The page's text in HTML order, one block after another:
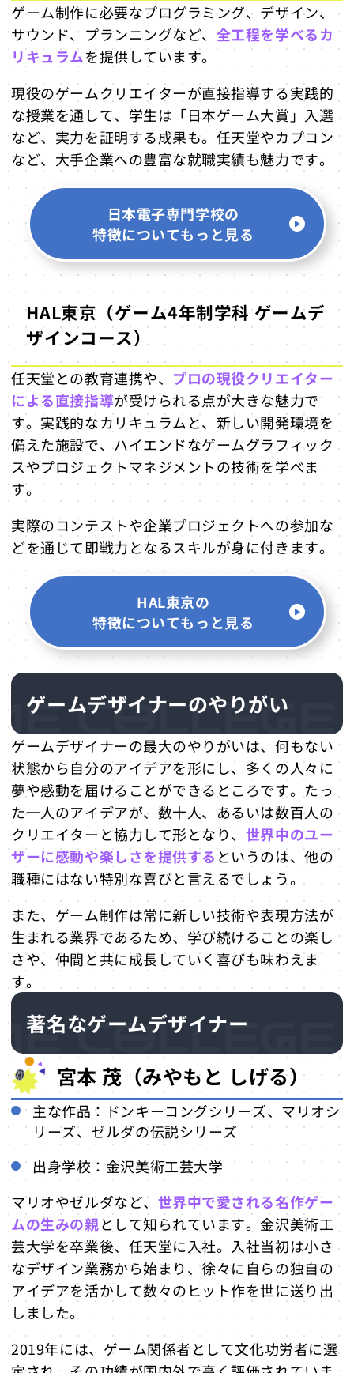
ゲーム制作に必要なプログラミング、デザイン、
サウンド、プランニングなど、 全工程を学べるカ
リキュラムを提供しています。
現役のゲームクリエイターが直接指導する実践的
な授業を通して、学生は「日本ゲーム大賞」入選
など、実力を証明する成果も。任天堂やカプコン
など、大手企業への豊富な就職実績も魅力です。
日本電子専門学校の
特徴についてもっと見る
HAL東京（ゲーム4年制学科 ゲームデ
ザインコース）
任天堂との教育連携や、 プロの現役クリエイター
による直接指導が受けられる点が大きな魅力で
す。実践的なカリキュラムと、新しい開発環境を
備えた施設で、ハイエンドなゲームグラフィック
スやプロジェクトマネジメントの技術を学べま
す。
実際のコンテストや企業プロジェクトへの参加な
どを通じて即戦力となるスキルが身に付きます。
HAL東京の
特徴についてもっと見る
ゲームデザイナーのやりがい
ゲームデザイナーの最大のやりがいは、何もない
状態から自分のアイデアを形にし、多くの人々に
夢や感動を届けることができるところです。たっ
た一人のアイデアが、数十人、あるいは数百人の
クリエイターと協力して形となり、 世界中のユー
ザーに感動や楽しさを提供するというのは、他の
職種にはない特別な喜びと言えるでしょう。
また、ゲーム制作は常に新しい技術や表現方法が
生まれる業界であるため、学び続けることの楽し
さや、仲間と共に成長していく喜びも味わえま
す。
著名なゲームデザイナー
宮本 茂（みやもと しげる）
主な作品：ドンキーコングシリーズ、マリオシ
リーズ、ゼルダの伝説シリーズ
出身学校：金沢美術工芸大学
マリオやゼルダなど、 世界中で愛される名作ゲー
ムの生みの親として知られています。金沢美術工
芸大学を卒業後、任天堂に入社。入社当初は小さ
なデザイン業務から始まり、徐々に自らの独自の
アイデアを活かして数々のヒット作を世に送り出
しました。
2019年には、ゲーム関係者として文化功労者に選